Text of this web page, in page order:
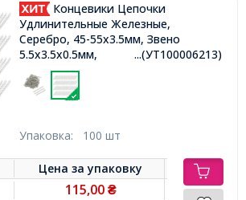
Концевики Цепочки
Удлинительные Железные,
Серебро, 45-55х3.5мм, Звено
5.5х3.5х0.5мм,
...(УТ100006213)
Упаковка: 100 шт
Цена заупаковку
115,00 ₴